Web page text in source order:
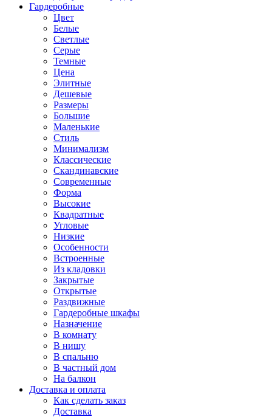
Гардеробные
Цвет
Белые
Светлые
Серые
Темные
Цена
Элитные
Дешевые
Размеры
Большие
Маленькие
Стиль
Минимализм
Классические
Скандинавские
Современные
Форма
Высокие
Квадратные
Угловые
Низкие
Особенности
Встроенные
Из кладовки
Закрытые
Открытые
Раздвижные
Гардеробные шкафы
Назначение
В комнату
В нишу
В спальню
В частный дом
На балкон
Доставка и оплата
Как сделать заказ
Доставка